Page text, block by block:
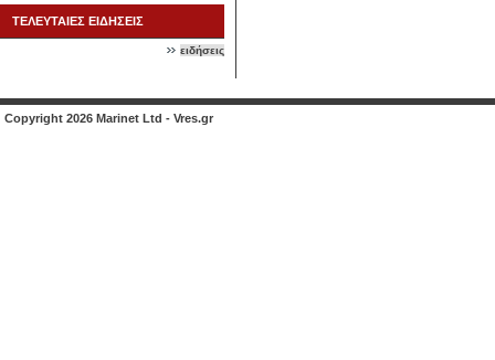
ΤΕΛΕΥΤΑΙΕΣ ΕΙΔΗΣΕΙΣ
ειδήσεις
Copyright 2026 Marinet Ltd - Vres.gr